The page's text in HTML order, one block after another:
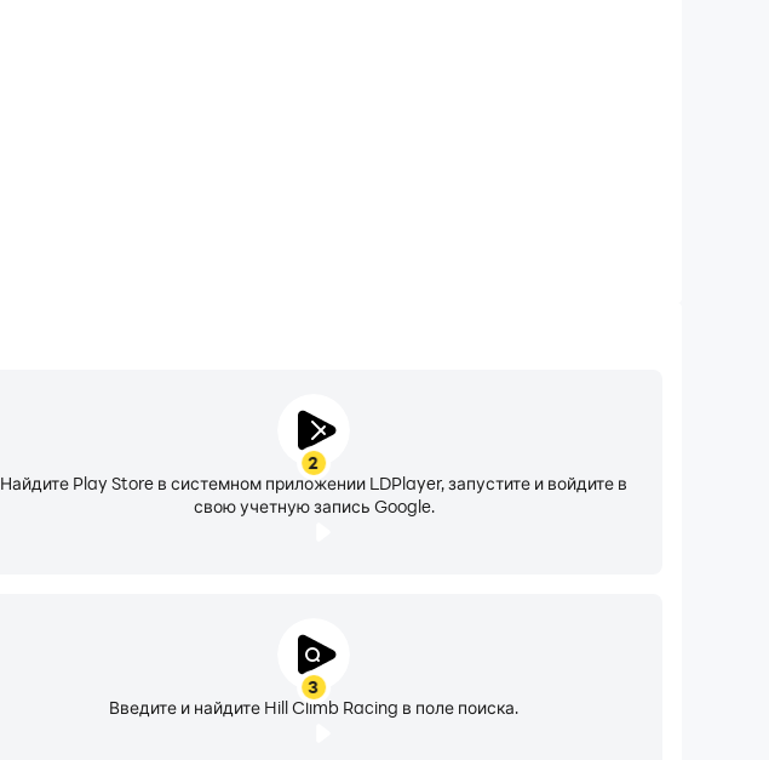
2
Найдите Play Store в системном приложении LDPlayer, запустите и войдите в
свою учетную запись Google.
3
Введите и найдите Hill Climb Racing в поле поиска.